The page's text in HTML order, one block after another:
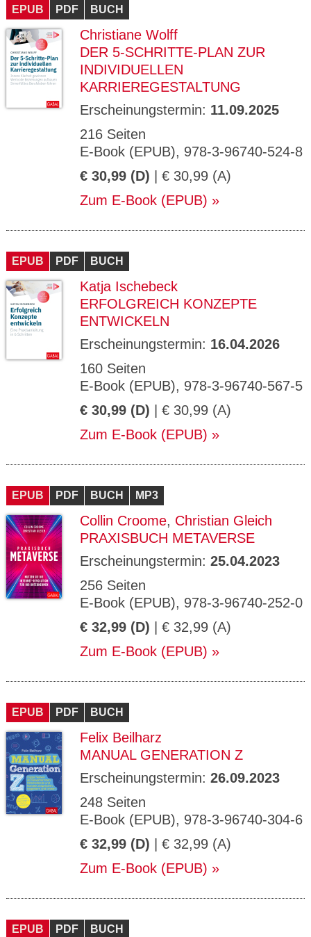
EPUB PDF BUCH
Christiane Wolff
DER 5-SCHRITTE-PLAN ZUR
INDIVIDUELLEN
KARRIEREGESTALTUNG
Erscheinungstermin: 11.09.2025
216 Seiten
E-Book (EPUB), 978-3-96740-524-8
€ 30,99 (D) | € 30,99 (A)
Zum E-Book (EPUB)
EPUB PDF BUCH
Katja Ischebeck
ERFOLGREICH KONZEPTE
ENTWICKELN
Erscheinungstermin: 16.04.2026
160 Seiten
E-Book (EPUB), 978-3-96740-567-5
€ 30,99 (D) | € 30,99 (A)
Zum E-Book (EPUB)
EPUB PDF BUCH MP3
Collin Croome, Christian Gleich
PRAXISBUCH METAVERSE
Erscheinungstermin: 25.04.2023
256 Seiten
E-Book (EPUB), 978-3-96740-252-0
€ 32,99 (D) | € 32,99 (A)
Zum E-Book (EPUB)
EPUB PDF BUCH
Felix Beilharz
MANUAL GENERATION Z
Erscheinungstermin: 26.09.2023
248 Seiten
E-Book (EPUB), 978-3-96740-304-6
€ 32,99 (D) | € 32,99 (A)
Zum E-Book (EPUB)
EPUB PDF BUCH